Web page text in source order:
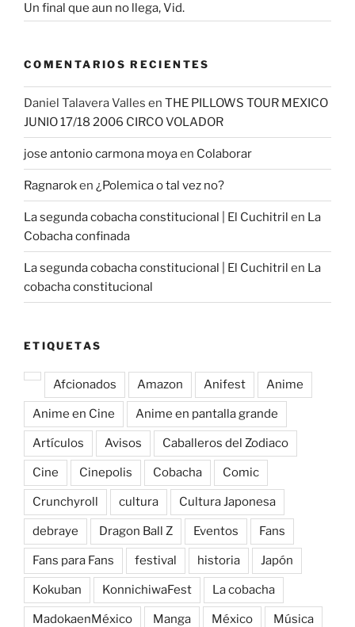
Un final que aun no llega, Vid.
COMENTARIOS RECIENTES
Daniel Talavera Valles en THE PILLOWS TOUR MEXICO
JUNIO 17/18 2006 CIRCO VOLADOR
jose antonio carmona moyaen Colaborar
Ragnaroken ¿Polemica o tal vez no?
La segunda cobacha constitucional | El Cuchitril en La
Cobacha confinada
La segunda cobacha constitucional | El Cuchitril en La
cobacha constitucional
ETIQUETAS
Afcionados Amazon Anifest Anime
Anime en Cine Anime en pantalla grande
Artículos Avisos Caballeros del Zodiaco
Cine Cinepolis Cobacha Comic
Crunchyroll cultura Cultura Japonesa
debraye Dragon Ball Z Eventos Fans
Fans para Fans festival historia Japón
Kokuban KonnichiwaFest La cobacha
MadokaenMéxico Manga México Música